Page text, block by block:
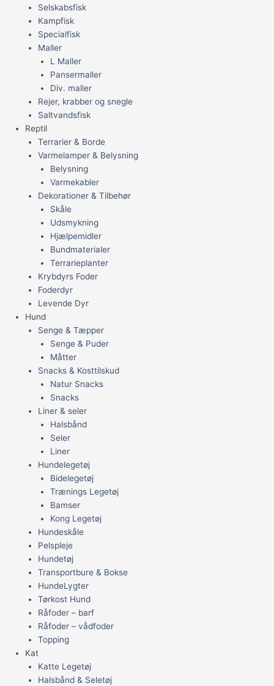
Selskabsfisk
Kampfisk
Specialfisk
Maller
L Maller
Pansermaller
Div. maller
Rejer, krabber og snegle
Saltvandsfisk
Reptil
Terrarier & Borde
Varmelamper & Belysning
Belysning
Varmekabler
Dekorationer & Tilbehør
Skåle
Udsmykning
Hjælpemidler
Bundmaterialer
Terrarieplanter
Krybdyrs Foder
Foderdyr
Levende Dyr
Hund
Senge & Tæpper
Senge & Puder
Måtter
Snacks & Kosttilskud
Natur Snacks
Snacks
Liner & seler
Halsbånd
Seler
Liner
Hundelegetøj
Bidelegetøj
Trænings Legetøj
Bamser
Kong Legetøj
Hundeskåle
Pelspleje
Hundetøj
Transportbure & Bokse
HundeLygter
Tørkost Hund
Råfoder – barf
Råfoder – vådfoder
Topping
Kat
Katte Legetøj
Halsbånd & Seletøj